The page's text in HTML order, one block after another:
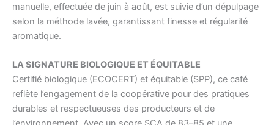
manuelle, effectuée de juin à août, est suivie d’un dépulpage
selon la méthode lavée, garantissant finesse et régularité
aromatique.
LA SIGNATURE BIOLOGIQUE ET ÉQUITABLE
Certifié biologique (ECOCERT) et équitable (SPP), ce café
reflète l’engagement de la coopérative pour des pratiques
durables et respectueuses des producteurs et de